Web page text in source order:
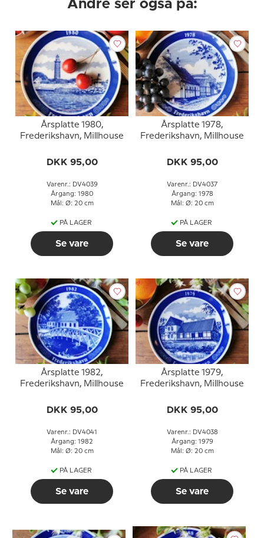
Andre ser også på:
Årsplatte 1980,
Frederikshavn, Millhouse
DKK 95,00
Varenr.: DV4039
Årgang: 1980
Mål: Ø: 20 cm
PÅ LAGER
Se vare
Årsplatte 1978,
Frederikshavn, Millhouse
DKK 95,00
Varenr.: DV4037
Årgang: 1978
Mål: Ø: 20 cm
PÅ LAGER
Se vare
Årsplatte 1982,
Frederikshavn, Millhouse
DKK 95,00
Varenr.: DV4041
Årgang: 1982
Mål: Ø: 20 cm
PÅ LAGER
Se vare
Årsplatte 1979,
Frederikshavn, Millhouse
DKK 95,00
Varenr.: DV4038
Årgang: 1979
Mål: Ø: 20 cm
PÅ LAGER
Se vare